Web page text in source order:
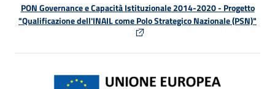
PON Governance e Capacità Istituzionale 2014-2020 - Progetto
"Qualificazione dell'INAIL come Polo Strategico Nazionale (PSN)"